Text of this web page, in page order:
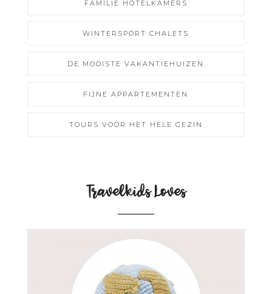
FAMILIE HOTELKAMERS
WINTERSPORT CHALETS
DE MOOISTE VAKANTIEHUIZEN
FIJNE APPARTEMENTEN
TOURS VOOR HET HELE GEZIN
Travelkids Loves